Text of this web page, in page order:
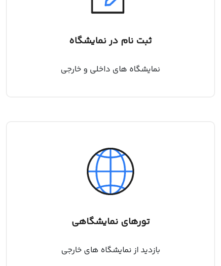
ثبت نام در نمایشگاه
نمایشگاه های داخلی و خارجی
تورهای نمایشگاهی
بازدید از نمایشگاه های خارجی